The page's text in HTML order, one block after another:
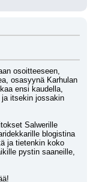
osoitteeseen,
osasyynä Karhulan
ensi kaudella,
ja itsekin jossakin
Salwerille
blogistina
ja tietenkin koko
pystin saaneille,